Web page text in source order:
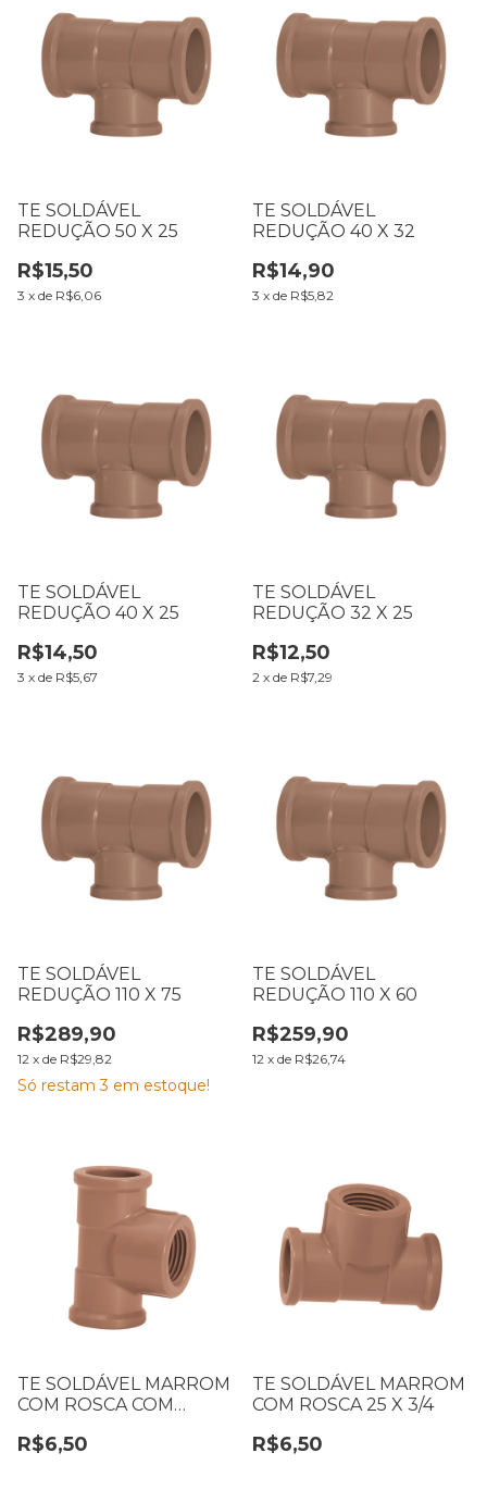
TE SOLDÁVEL
REDUÇÃO 50 X 25
R$15,50
3 x de R$6,06
TE SOLDÁVEL
REDUÇÃO 40 X 32
R$14,90
3 x de R$5,82
TE SOLDÁVEL
REDUÇÃO 40 X 25
R$14,50
3 x de R$5,67
TE SOLDÁVEL
REDUÇÃO 32 X 25
R$12,50
2 x de R$7,29
TE SOLDÁVEL
REDUÇÃO 110 X 75
R$289,90
12 x de R$29,82
Só restam3 em estoque!
TE SOLDÁVEL
REDUÇÃO 110 X 60
R$259,90
12 x de R$26,74
TE SOLDÁVEL MARROM
COM ROSCA COM
R$6,50
TE SOLDÁVEL MARROM
COM ROSCA 25 X 3/4
R$6,50